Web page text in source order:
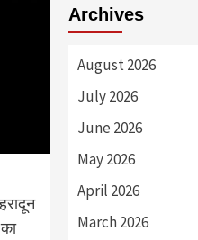
Archives
August 2026
July 2026
June 2026
May 2026
April 2026
March 2026